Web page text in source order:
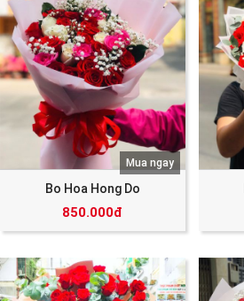
Bo Hoa Hong Do
850.000đ
Mua ngay